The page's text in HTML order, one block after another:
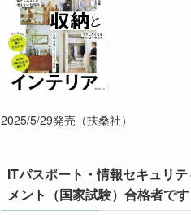
2025/5/29発売（扶桑社）
ITパスポート・情報セキュリ
メント（国家試験）合格者です